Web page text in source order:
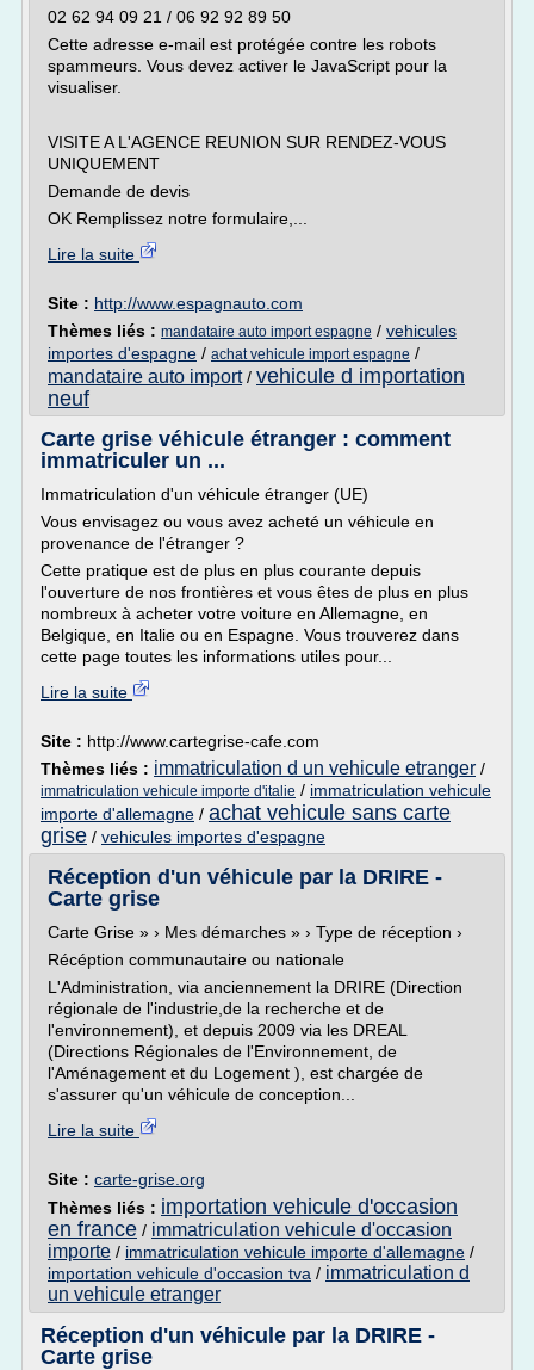
02 62 94 09 21 / 06 92 92 89 50
Cette adresse e-mail est protégée contre les robots
spammeurs. Vous devez activer le JavaScript pour la
visualiser.
VISITE A L'AGENCE REUNION SUR RENDEZ-VOUS
UNIQUEMENT
Demande de devis
OK Remplissez notre formulaire,...
Lire la suite
Site : http://www.espagnauto.com
Thèmes liés : mandataire auto import espagne / vehicules
importes d'espagne / achat vehicule import espagne /
mandataire auto import/ vehicule d importation
neuf
Carte grise véhicule étranger : comment
immatriculer un ...
Immatriculation d'un véhicule étranger (UE)
Vous envisagez ou vous avez acheté un véhicule en
provenance de l'étranger ?
Cette pratique est de plus en plus courante depuis
l'ouverture de nos frontières et vous êtes de plus en plus
nombreux à acheter votre voiture en Allemagne, en
Belgique, en Italie ou en Espagne. Vous trouverez dans
cette page toutes les informations utiles pour...
Lire la suite
Site : http://www.cartegrise-cafe.com
Thèmes liés : immatriculation d un vehicule etranger /
immatriculation vehicule importe d'italie / immatriculation vehicule
importe d'allemagne / achat vehicule sans carte
grise / vehicules importes d'espagne
Réception d'un véhicule par la DRIRE -
Carte grise
Carte Grise » › Mes démarches » › Type de réception ›
Récéption communautaire ou nationale
L'Administration, via anciennement la DRIRE (Direction
régionale de l'industrie,de la recherche et de
l'environnement), et depuis 2009 via les DREAL
(Directions Régionales de l'Environnement, de
l'Aménagement et du Logement ), est chargée de
s'assurer qu'un véhicule de conception...
Lire la suite
Site : carte-grise.org
Thèmes liés : importation vehicule d'occasion
en france / immatriculation vehicule d'occasion
importe / immatriculation vehicule importe d'allemagne /
importation vehicule d'occasion tva / immatriculation d
un vehicule etranger
Réception d'un véhicule par la DRIRE -
Carte grise